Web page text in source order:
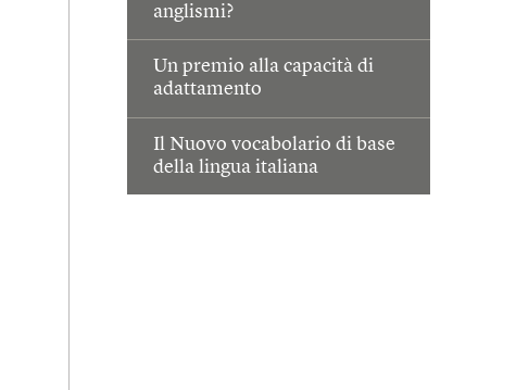
anglismi?
Un premio alla capacità di
adattamento
Il Nuovo vocabolario di base
della lingua italiana